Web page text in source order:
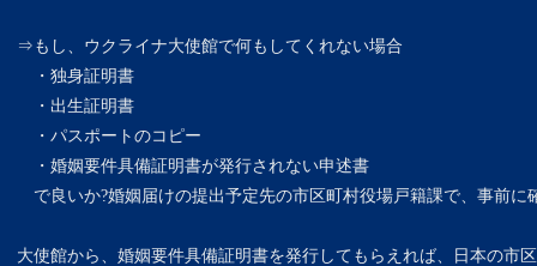
⇒もし、ウクライナ大使館で何もしてくれない場合
・独身証明書
・出生証明書
・パスポートのコピー
・婚姻要件具備証明書が発行されない申述書
で良いか?婚姻届けの提出予定先の市区町村役場戸籍課で、事前に
大使館から、婚姻要件具備証明書を発行してもらえれば、日本の市